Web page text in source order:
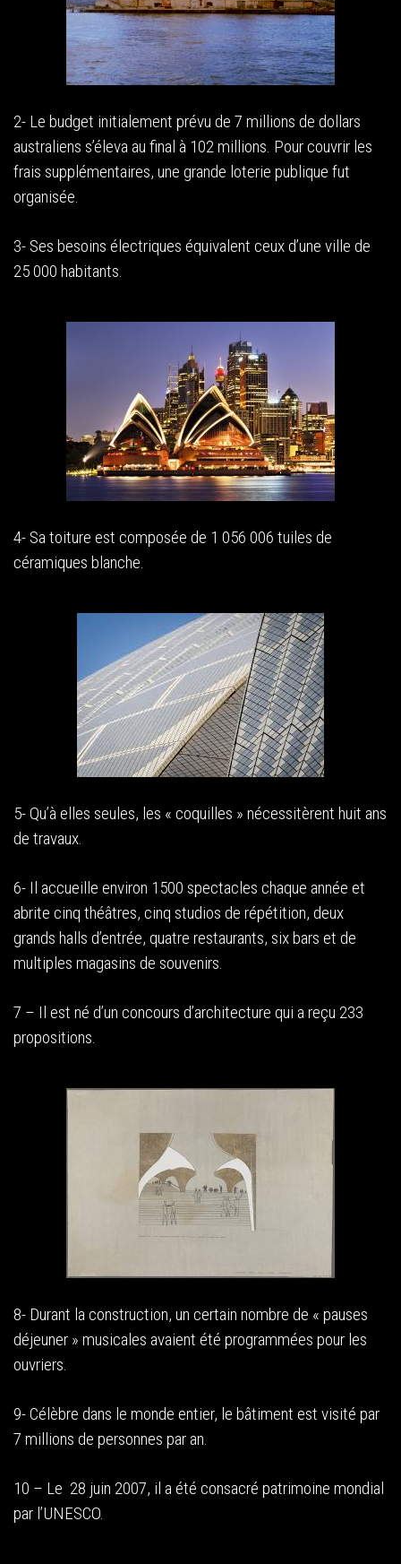
2- Le budget initialement prévu de 7 millions de dollars
australiens s’éleva au final à 102 millions. Pour couvrir les
frais supplémentaires, une grande loterie publique fut
organisée.
3- Ses besoins électriques équivalent ceux d’une ville de
25 000 habitants.
4- Sa toiture est composée de 1 056 006 tuiles de
céramiques blanche.
5- Qu’à elles seules, les « coquilles » nécessitèrent huit ans
de travaux.
6- Il accueille environ 1500 spectacles chaque année et
abrite cinq théâtres, cinq studios de répétition, deux
grands halls d’entrée, quatre restaurants, six bars et de
multiples magasins de souvenirs.
7 – Il est né d’un concours d’architecture qui a reçu 233
propositions.
8- Durant la construction, un certain nombre de « pauses
déjeuner » musicales avaient été programmées pour les
ouvriers.
9- Célèbre dans le monde entier, le bâtiment est visité par
7 millions de personnes par an.
10 – Le 28 juin 2007, il a été consacré patrimoine mondial
par l’UNESCO.